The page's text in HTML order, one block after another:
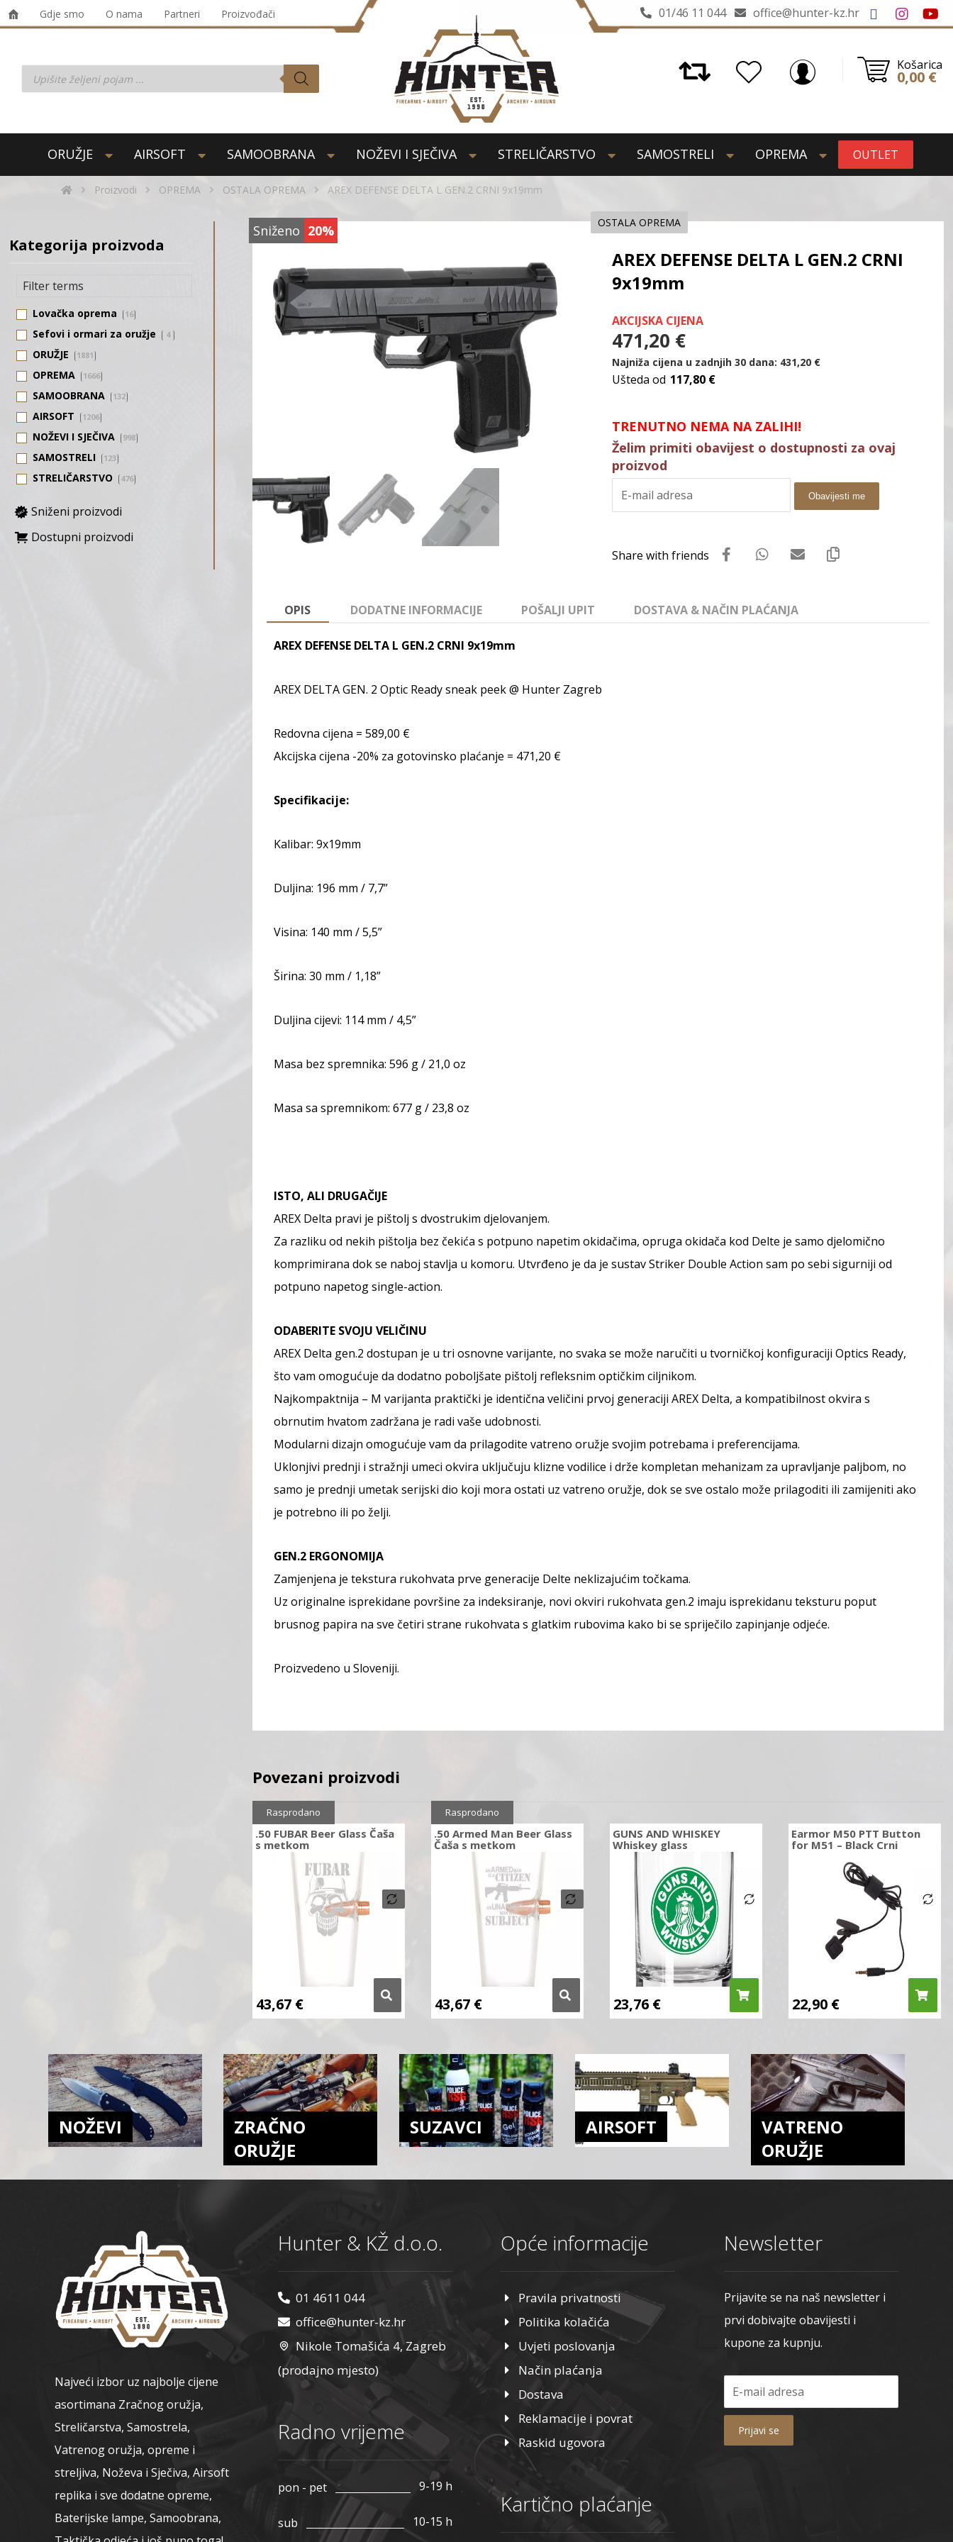
Gdje smo O nama Partneri Proizvođači office@hunter-kz.hr
01/46 11 044
Košarica
0,00 €
ORUŽJE AIRSOFT SAMOOBRANA NOŽEVI I SJEČIVA STRELIČARSTVO SAMOSTRELI OPREMA OUTLET
Proizvodi OPREMA OSTALA OPREMA AREX DEFENSE DELTA L GEN.2 CRNI 9x19mm
Sniženo 20% OSTALA OPREMA
AREX DEFENSE DELTA L GEN.2 CRNI
9x19mm
AKCIJSKA CIJENA
471,20 €
Najniža cijena u zadnjih 30 dana: 431,20 €
Ušteda od 117,80 €
TRENUTNO NEMA NA ZALIHI!
Želim primiti obavijest o dostupnosti za ovaj
proizvod
Obavijesti me
OPIS DODATNE INFORMACIJE POŠALJI UPIT DOSTAVA & NAČIN PLAĆANJA
AREX DEFENSE DELTA L GEN.2 CRNI 9x19mm
AREX DELTA GEN. 2 Optic Ready sneak peek @ Hunter Zagreb
Redovna cijena = 589,00 €
Akcijska cijena -20% za gotovinsko plaćanje = 471,20 €
Specifikacije:
Kalibar: 9x19mm
Duljina: 196 mm / 7,7”
Visina: 140 mm / 5,5”
Širina: 30 mm / 1,18”
Duljina cijevi: 114 mm / 4,5”
Masa bez spremnika: 596 g / 21,0 oz
Masa sa spremnikom: 677 g / 23,8 oz
ISTO, ALI DRUGAČIJE
AREX Delta pravi je pištolj s dvostrukim djelovanjem.
Za razliku od nekih pištolja bez čekića s potpuno napetim okidačima, opruga okidača kod Delte je samo djelomično
komprimirana dok se naboj stavlja u komoru. Utvrđeno je da je sustav Striker Double Action sam po sebi sigurniji od
potpuno napetog single-action.
ODABERITE SVOJU VELIČINU
AREX Delta gen.2 dostupan je u tri osnovne varijante, no svaka se može naručiti u tvorničkoj konfiguraciji Optics Ready,
što vam omogućuje da dodatno poboljšate pištolj refleksnim optičkim ciljnikom.
Najkompaktnija – M varijanta praktički je identična veličini prvoj generaciji AREX Delta, a kompatibilnost okvira s
obrnutim hvatom zadržana je radi vaše udobnosti.
Modularni dizajn omogućuje vam da prilagodite vatreno oružje svojim potrebama i preferencijama.
Uklonjivi prednji i stražnji umeci okvira uključuju klizne vodilice i drže kompletan mehanizam za upravljanje paljbom, no
samo je prednji umetak serijski dio koji mora ostati uz vatreno oružje, dok se sve ostalo može prilagoditi ili zamijeniti ako
je potrebno ili po želji.
GEN.2 ERGONOMIJA
Zamjenjena je tekstura rukohvata prve generacije Delte neklizajućim točkama.
Uz originalne isprekidane površine za indeksiranje, novi okviri rukohvata gen.2 imaju isprekidanu teksturu poput
brusnog papira na sve četiri strane rukohvata s glatkim rubovima kako bi se spriječilo zapinjanje odjeće.
Proizvedeno u Sloveniji.
Povezani proizvodi
.50 FUBAR Beer Glass Čaša
s metkom
43,67 €
Rasprodano
.50 Armed Man Beer Glass
Čaša s metkom
43,67 €
Rasprodano
GUNS AND WHISKEY
Whiskey glass
23,76 €
Earmor M50 PTT Button
for M51 – Black Crni
22,90 €
Kategorija proizvoda
Lovačka oprema 16
Sefovi i ormari za oružje 4
ORUŽJE 1881
OPREMA 1666
SAMOOBRANA 132
AIRSOFT 1206
NOŽEVI I SJEČIVA 998
SAMOSTRELI 123
STRELIČARSTVO 476
Sniženi proizvodi
Dostupni proizvodi
NOŽEVI
ZRAČNO
ORUŽJE
SUZAVCI AIRSOFT
VATRENO
ORUŽJE
Najveći izbor uz najbolje cijene
asortimana Zračnog oružja,
Streličarstva, Samostrela,
Vatrenog oružja, opreme i
streljiva, Noževa i Sječiva, Airsoft
replika i sve dodatne opreme,
Baterijske lampe, Samoobrana,
Hunter & KŽ d.o.o.
01 4611 044
office@hunter-kz.hr
Nikole Tomašića 4, Zagreb
(prodajno mjesto)
Radno vrijeme
pon - pet 9-19 h
sub 10-15 h
Opće informacije
Pravila privatnosti
Politika kolačića
Uvjeti poslovanja
Način plaćanja
Dostava
Reklamacije i povrat
Raskid ugovora
Kartično plaćanje
Newsletter
Prijavite se na naš newsletter i
prvi dobivajte obavijesti i
kupone za kupnju.
Prijavi se